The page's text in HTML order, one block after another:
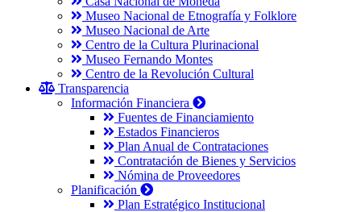
Museo Nacional de Etnografía y Folklore
Museo Nacional de Arte
Centro de la Cultura Plurinacional
Museo Fernando Montes
Centro de la Revolución Cultural
Transparencia
Información Financiera
Fuentes de Financiamiento
Estados Financieros
Plan Anual de Contrataciones
Contratación de Bienes y Servicios
Nómina de Proveedores
Planificación
Plan Estratégico Institucional